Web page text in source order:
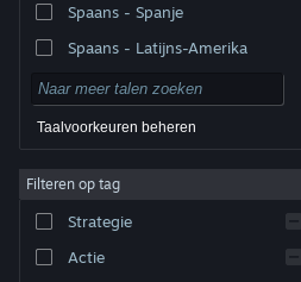
© Valve Corporation. Alle rechten voorbehouden. Alle
handelsmerken zijn eigendom van hun respectieve
Privacybeleid|Juridische informatie
Toegankelijkheid
|
Terugbetalingen
Spaans - Spanje
Spaans - Latijns-Amerika
Taalvoorkeuren beheren
Filteren op tag
Strategie
Actie